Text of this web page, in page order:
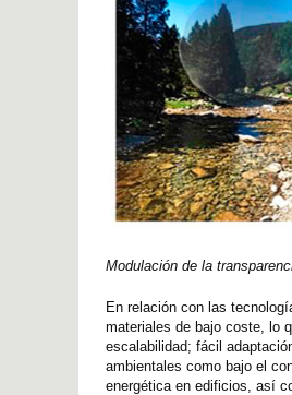
Modulación de la
En relación con las
materiales de bajo coste, lo
escalabilidad; fácil
ambientales como bajo el
energética en edificios, así